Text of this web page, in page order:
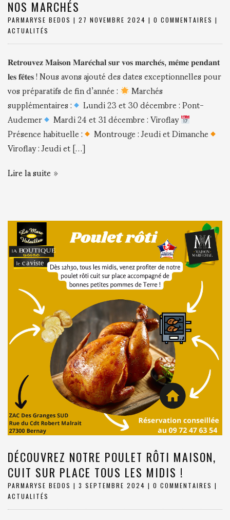
NOS MARCHÉS
PARMARYSE BEDOS | 27 NOVEMBRE 2024 | 0 COMMENTAIRES |
ACTUALITÉS
𝐑𝐞𝐭𝐫𝐨𝐮𝐯𝐞𝐳 𝐌𝐚𝐢𝐬𝐨𝐧 𝐌𝐚𝐫𝐞́𝐜𝐡𝐚𝐥 𝐬𝐮𝐫 𝐯𝐨𝐬 𝐦𝐚𝐫𝐜𝐡𝐞́𝐬, 𝐦𝐞̂𝐦𝐞 𝐩𝐞𝐧𝐝𝐚𝐧𝐭
𝐥𝐞𝐬 𝐟𝐞̂𝐭𝐞𝐬 ! Nous avons ajouté des dates exceptionnelles pour
vos préparatifs de fin d’année : Marchés
supplémentaires : Lundi 23 et 30 décembre : Pont-
Audemer Mardi 24 et 31 décembre : Viroflay
Présence habituelle : Montrouge : Jeudi et Dimanche
Viroflay : Jeudi et […]
Lire la suite
DÉCOUVREZ NOTRE POULET RÔTI MAISON,
CUIT SUR PLACE TOUS LES MIDIS !
PARMARYSE BEDOS | 3 SEPTEMBRE 2024 | 0 COMMENTAIRES |
ACTUALITÉS